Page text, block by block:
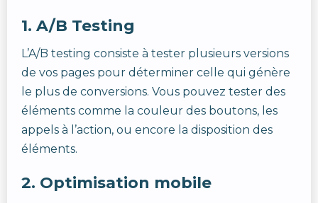
1. A/B Testing
L’A/B testing consiste à tester plusieurs versions
de vos pages pour déterminer celle qui génère
le plus de conversions. Vous pouvez tester des
éléments comme la couleur des boutons, les
appels à l’action, ou encore la disposition des
éléments.
2. Optimisation mobile